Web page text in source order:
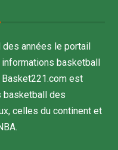
années le portail
basketball
est
basketball des
celles du continent et